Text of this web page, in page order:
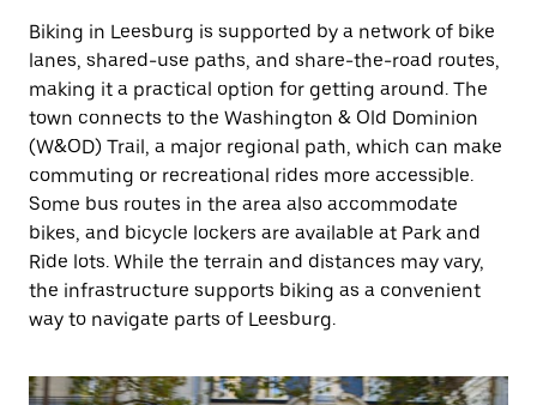
Biking in Leesburg is supported by a network of bike
lanes, shared-use paths, and share-the-road routes,
making it a practical option for getting around. The
town connects to the Washington & Old Dominion
(W&OD) Trail, a major regional path, which can make
commuting or recreational rides more accessible.
Some bus routes in the area also accommodate
bikes, and bicycle lockers are available at Park and
Ride lots. While the terrain and distances may vary,
the infrastructure supports biking as a convenient
way to navigate parts of Leesburg.